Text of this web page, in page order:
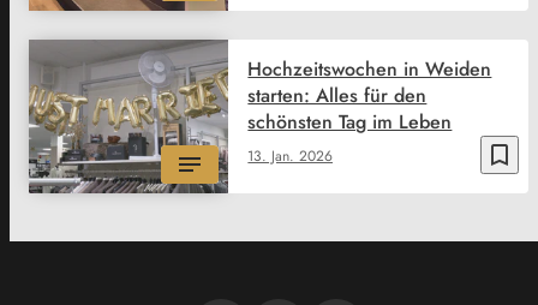
bookmark_border
13. Jan. 2026
Hochzeitswochen in Weiden
starten: Alles für den
schönsten Tag im Leben